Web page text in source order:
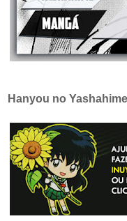
Hanyou no